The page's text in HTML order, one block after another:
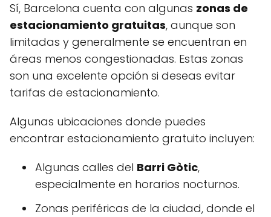
Sí, Barcelona cuenta con algunas zonas de
estacionamiento gratuitas, aunque son
limitadas y generalmente se encuentran en
áreas menos congestionadas. Estas zonas
son una excelente opción si deseas evitar
tarifas de estacionamiento.
Algunas ubicaciones donde puedes
encontrar estacionamiento gratuito incluyen:
Algunas calles del Barri Gòtic,
especialmente en horarios nocturnos.
Zonas periféricas de la ciudad, donde el